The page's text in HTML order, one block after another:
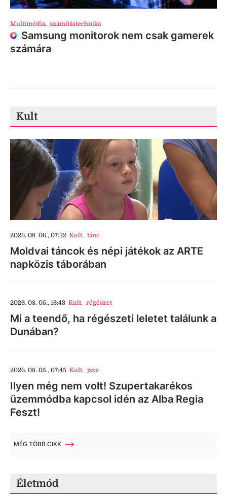
Multimédia, számítástechnika
Samsung monitorok nem csak gamerek
számára
Kult
2026. 08. 06., 07:32 Kult, tánc
Moldvai táncok és népi játékok az ARTE
napközis táborában
2026. 08. 05., 16:43 Kult, régészet
Mi a teendő, ha régészeti leletet találunk a
Dunában?
2026. 08. 05., 07:45 Kult, jazz
Ilyen még nem volt! Szupertakarékos
üzemmódba kapcsol idén az Alba Regia
Feszt!
MÉG TÖBB CIKK
Életmód